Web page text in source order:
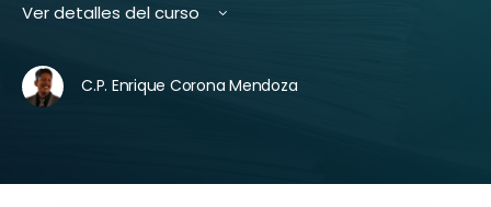
Ver detalles del curso
C.P. Enrique Corona Mendoza